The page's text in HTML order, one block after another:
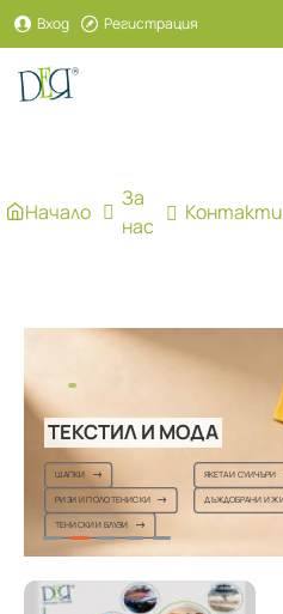
Рекламна
агенция
ДЕЯ
Вход Регистрация
Начало
За
нас
Контакти